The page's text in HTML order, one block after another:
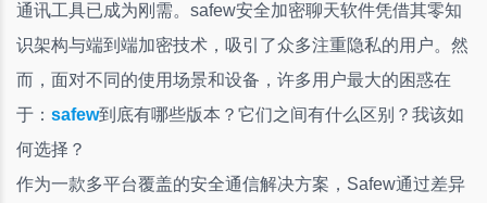
通讯工具已成为刚需。safew安全加密聊天软件凭借其零知
识架构与端到端加密技术，吸引了众多注重隐私的用户。然
而，面对不同的使用场景和设备，许多用户最大的困惑在
于： safew到底有哪些版本？它们之间有什么区别？我该如
何选择？
作为一款多平台覆盖的安全通信解决方案，Safew通过差异